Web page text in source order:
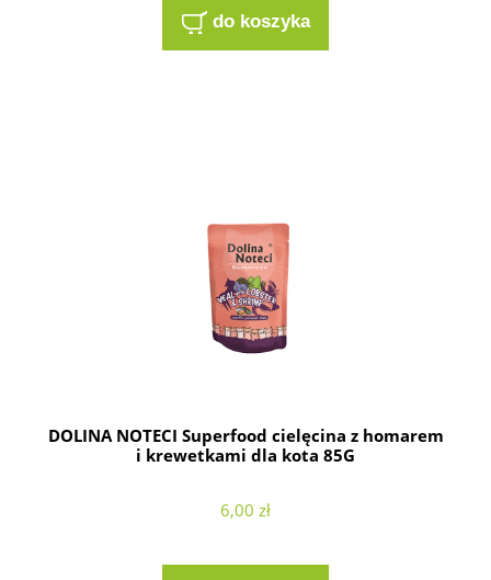
do koszyka
DOLINA NOTECI Superfood cielęcina z homarem
i krewetkami dla kota 85G
6,00 zł